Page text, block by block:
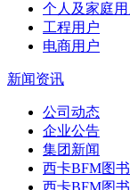
个人及家庭用
工程用户
电商用户
新闻资讯
公司动态
企业公告
集团新闻
西卡BFM图
西卡BFM图